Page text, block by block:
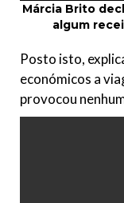
Márcia Brito
algum
Posto isto,
económicos a
provocou